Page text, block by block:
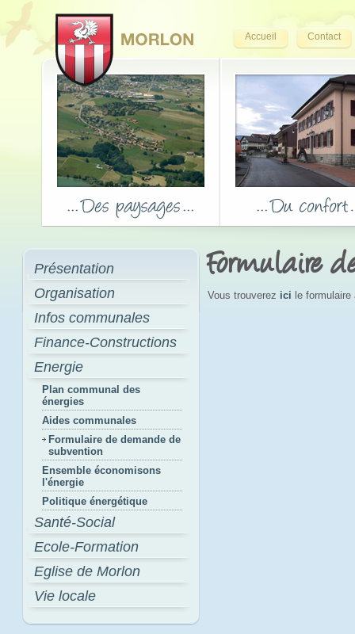
Accueil Contact
Présentation
Organisation
Infos communales
Finance-Constructions
Energie
Plan communal des
énergies
Aides communales
Formulaire de demande de
subvention
Ensemble économisons
l'énergie
Politique énergétique
Santé-Social
Ecole-Formation
Eglise de Morlon
Vie locale
Formulaire
Vous trouverez ici le